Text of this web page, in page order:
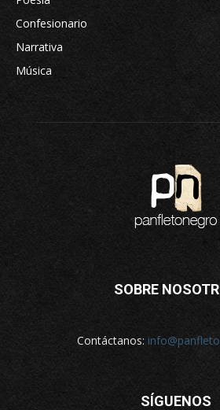
Confesionario
Narrativa
Música
SOBRE
Contáctanos:
SÍGUENOS